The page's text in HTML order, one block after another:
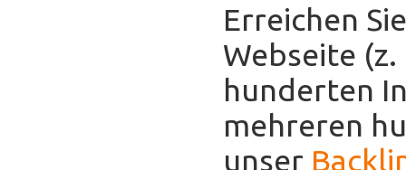
Erreichen
Webseite
hunderten
mehreren
unser